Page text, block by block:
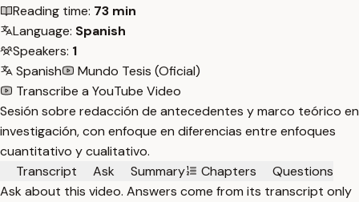
Reading time: 73 min
Language: Spanish
Speakers: 1
Spanish
Mundo Tesis (Oficial)
Transcribe a YouTube Video
Sesión sobre redacción de antecedentes y marco teórico en
investigación, con enfoque en diferencias entre enfoques
cuantitativo y cualitativo.
Transcript
Ask Summary Chapters
Questions
Ask about this video. Answers come from its transcript only